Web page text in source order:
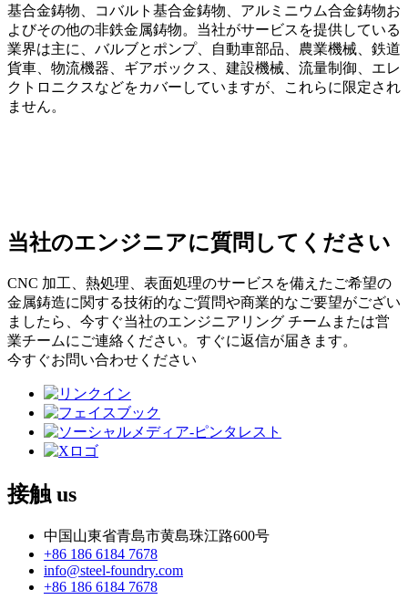
基合金鋳物、コバルト基合金鋳物、アルミニウム合金鋳物お
よびその他の非鉄金属鋳物。当社がサービスを提供している
業界は主に、バルブとポンプ、自動車部品、農業機械、鉄道
貨車、物流機器、ギアボックス、建設機械、流量制御、エレ
クトロニクスなどをカバーしていますが、これらに限定され
ません。
当社のエンジニアに質問してください
CNC 加工、熱処理、表面処理のサービスを備えたご希望の
金属鋳造に関する技術的なご質問や商業的なご要望がござい
ましたら、今すぐ当社のエンジニアリング チームまたは営
業チームにご連絡ください。すぐに返信が届きます。
今すぐお問い合わせください
接触us
中国山東省青島市黄島珠江路600号
+86 186 6184 7678
info@steel-foundry.com
+86 186 6184 7678